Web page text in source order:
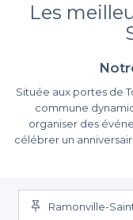
Les
Située aux portes de
commune
organiser des
célébrer un
se retrouver entre
répondant à vos
inoubliables.
Pourquoi
Ramonville-